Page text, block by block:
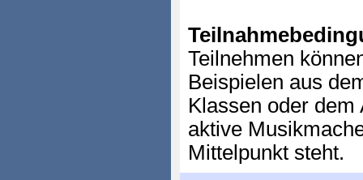
Teilnehmen
Beispielen aus
Klassen oder dem
aktive
Mittelpunkt steht.